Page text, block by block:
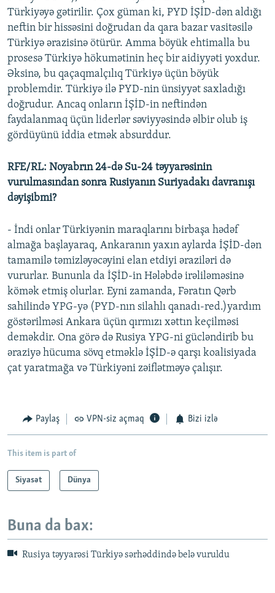
Türkiyəyə gətirilir. Çox güman ki, PYD İŞİD-dən aldığı
neftin bir hissəsini doğrudan da qara bazar vasitəsilə
Türkiyə ərazisinə ötürür. Amma böyük ehtimalla bu
prosesə Türkiyə hökumətinin heç bir aidiyyəti yoxdur.
Əksinə, bu qaçaqmalçılıq Türkiyə üçün böyük
problemdir. Türkiyə ilə PYD-nin ünsiyyət saxladığı
doğrudur. Ancaq onların İŞİD-in neftindən
faydalanmaq üçün liderlər səviyyəsində əlbir olub iş
gördüyünü iddia etmək absurddur.
RFE/RL: Noyabrın 24-də Su-24 təyyarəsinin
vurulmasından sonra Rusiyanın Suriyadakı davranışı
dəyişibmi?
- İndi onlar Türkiyənin maraqlarını birbaşa hədəf
almağa başlayaraq, Ankaranın yaxın aylarda İŞİD-dən
tamamilə təmizləyəcəyini elan etdiyi əraziləri də
vururlar. Bununla da İŞİD-in Hələbdə irəliləməsinə
kömək etmiş olurlar. Eyni zamanda, Fəratın Qərb
sahilində YPG-yə (PYD-nın silahlı qanadı-red.)yardım
göstərilməsi Ankara üçün qırmızı xəttın keçilməsi
deməkdir. Ona görə də Rusiya YPG-ni gücləndirib bu
əraziyə hücuma sövq etməklə İŞİD-ə qarşı koalisiyada
çat yaratmağa və Türkiyəni zəiflətməyə çalışır.
Paylaş VPN-siz açmaq Bizi izlə
This item is part of
Siyasət Dünya
Buna da bax:
Rusiya təyyarəsi Türkiyə sərhəddində belə vuruldu